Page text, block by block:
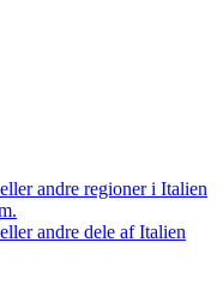
andre regioner i Italien
andre dele af Italien